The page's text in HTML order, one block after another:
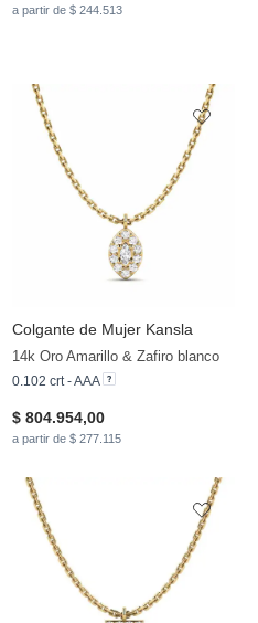
a partir de $ 244.513
Colgante de Mujer Kansla
14k Oro Amarillo & Zafiro blanco
0.102 crt - AAA
$ 804.954,00
a partir de $ 277.115